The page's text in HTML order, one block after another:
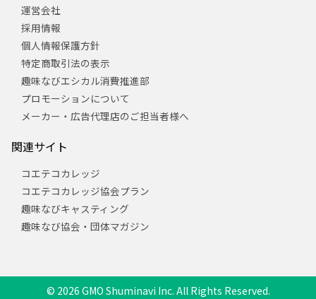
運営会社
採用情報
個人情報保護方針
特定商取引法の表示
趣味なびエシカル消費推進部
プロモーションについて
メーカー・広告代理店のご担当者様へ
関連サイト
コエテコカレッジ
コエテコカレッジ協会プラン
趣味なびキャスティング
趣味なび協会・団体マガジン
© 2026 GMO Shuminavi Inc. All Rights Reserved.